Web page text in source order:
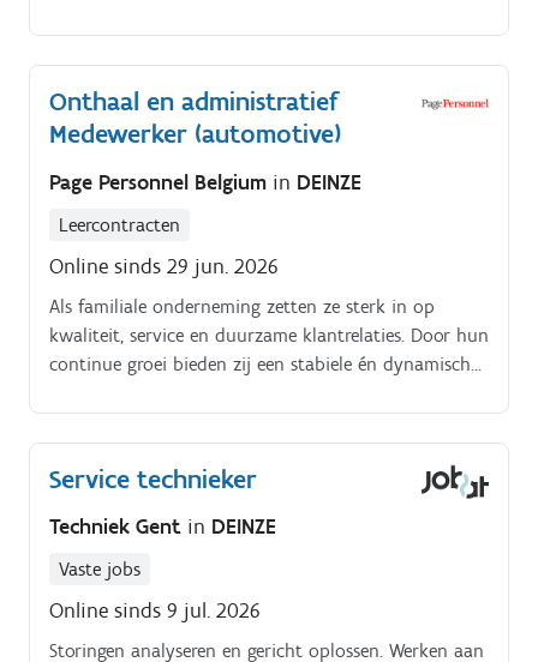
Onthaal en administratief
Medewerker (automotive)
Page Personnel Belgium in DEINZE
Leercontracten
Online sinds 29 jun. 2026
Als familiale onderneming zetten ze sterk in op
kwaliteit, service en duurzame klantrelaties. Door hun
continue groei bieden zij een stabiele én dynamische
ontwikkelen.
Service technieker
Techniek Gent in DEINZE
Vaste jobs
Online sinds 9 jul. 2026
Storingen analyseren en gericht oplossen. Werken aan